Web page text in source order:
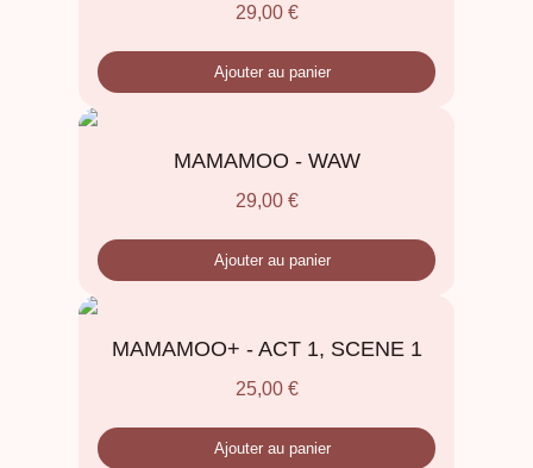
29,00 €
Ajouter au panier
MAMAMOO - WAW
29,00 €
Ajouter au panier
MAMAMOO+ - ACT 1, SCENE 1
25,00 €
Ajouter au panier